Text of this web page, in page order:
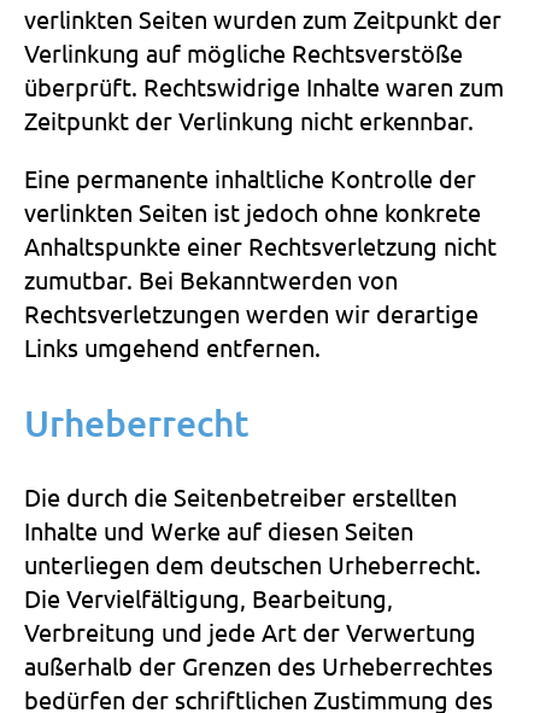
verlinkten Seiten wurden zum Zeitpunkt der
Verlinkung auf mögliche Rechtsverstöße
überprüft. Rechtswidrige Inhalte waren zum
Zeitpunkt der Verlinkung nicht erkennbar.
Eine permanente inhaltliche Kontrolle der
verlinkten Seiten ist jedoch ohne konkrete
Anhaltspunkte einer Rechtsverletzung nicht
zumutbar. Bei Bekanntwerden von
Rechtsverletzungen werden wir derartige
Links umgehend entfernen.
Urheberrecht
Die durch die Seitenbetreiber erstellten
Inhalte und Werke auf diesen Seiten
unterliegen dem deutschen Urheberrecht.
Die Vervielfältigung, Bearbeitung,
Verbreitung und jede Art der Verwertung
außerhalb der Grenzen des Urheberrechtes
bedürfen der schriftlichen Zustimmung des